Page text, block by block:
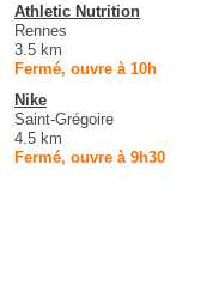
Athletic Nutrition
Rennes
3.5 km
Fermé, ouvre à 10h
Nike
Saint-Grégoire
4.5 km
Fermé, ouvre à 9h30